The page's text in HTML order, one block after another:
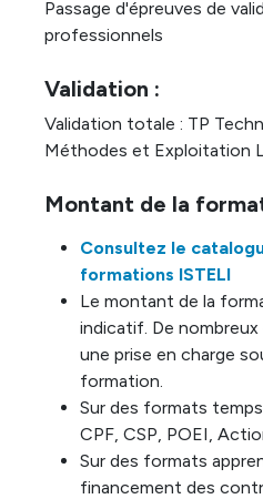
Passage d'épreuves de
professionnels
Validation :
Validation totale : TP
Méthodes et Exploitation
Montant de la
Consultez le
formations ISTELI
Le montant de la
indicatif. De
une prise en charge
formation.
Sur des formats
CPF, CSP, POEI,
Sur des formats
financement des